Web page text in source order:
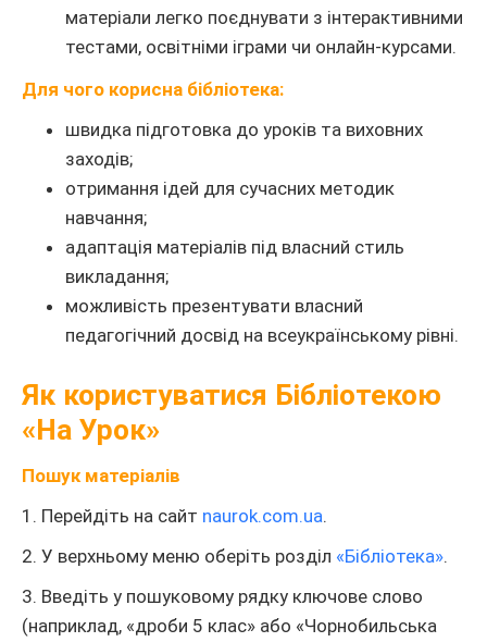
матеріали легко поєднувати з інтерактивними
тестами, освітніми іграми чи онлайн-курсами.
Для чого корисна бібліотека:
швидка підготовка до уроків та виховних
заходів;
отримання ідей для сучасних методик
навчання;
адаптація матеріалів під власний стиль
викладання;
можливість презентувати власний
педагогічний досвід на всеукраїнському рівні.
Як користуватися Бібліотекою
«На Урок»
Пошук матеріалів
1. Перейдіть на сайт naurok.com.ua.
2. У верхньому меню оберіть розділ «Бібліотека».
3. Введіть у пошуковому рядку ключове слово
(наприклад, «дроби 5 клас» або «Чорнобильська